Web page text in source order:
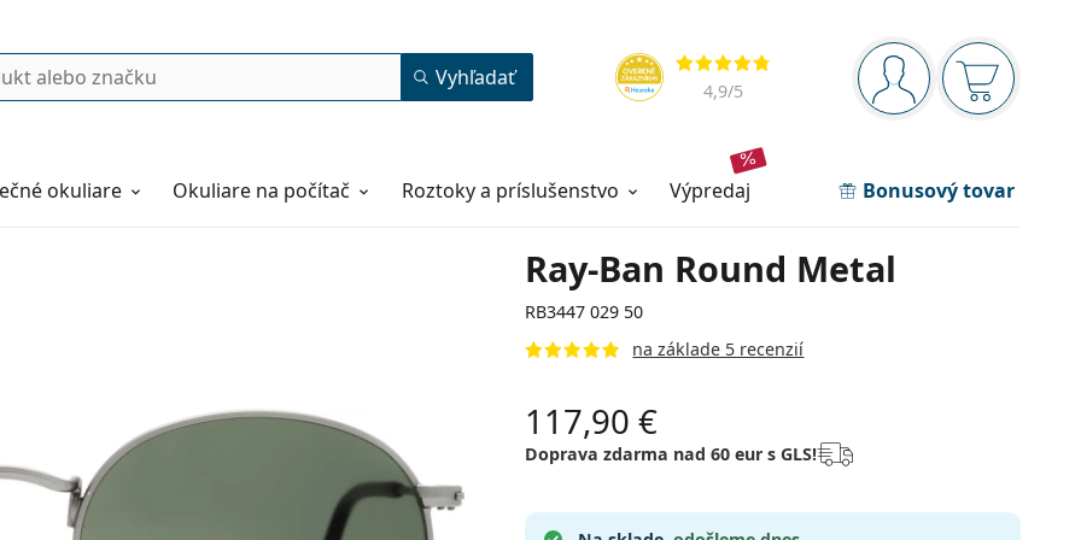
Navigačný panel
ste prihláseníNákupný
Hodnotenia
4,9/5
Vyhľadať
okuliare Okuliare na počítač Roztoky a príslušenstvo výpredaj Bonusový tovar
Ray-Ban Round Metal
RB3447 029 50
na základe 5 recenzií
21
117,90 €
Doprava zdarma nad 60 eur s GLS!